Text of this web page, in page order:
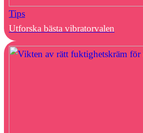
Tips
Utforska bästa vibratorvalen